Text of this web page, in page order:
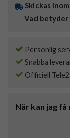
Skickas
Vad betyder
Personlig
Snabba
Officiell
När kan jag få